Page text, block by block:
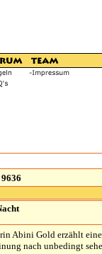
Abini Gold erzählt
nach unbedingt